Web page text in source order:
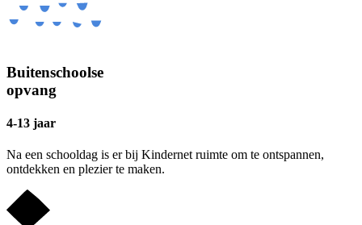
Buitenschoolse
opvang
4-13 jaar
Na een schooldag is er bij Kindernet ruimte om te ontspannen,
ontdekken en plezier te maken.